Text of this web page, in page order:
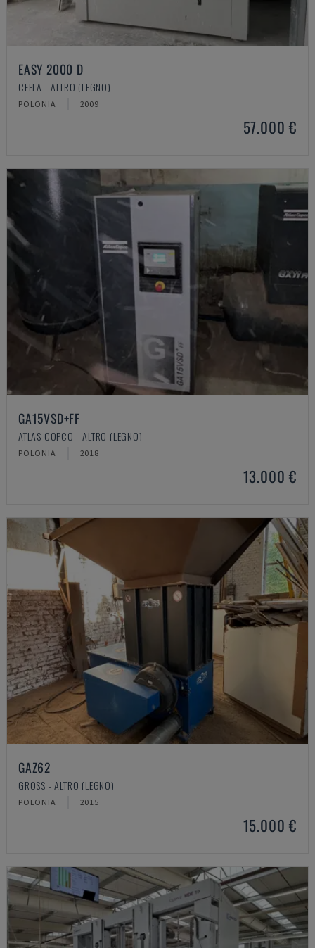
EASY 2000 D
CEFLA - ALTRO (LEGNO)
POLONIA 2009
57.000 €
GA15VSD+FF
ATLAS COPCO - ALTRO (LEGNO)
POLONIA 2018
13.000 €
GAZ62
GROSS - ALTRO (LEGNO)
POLONIA 2015
15.000 €